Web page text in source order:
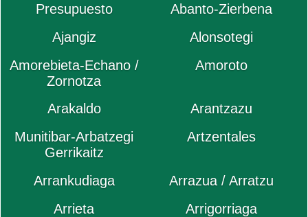
Presupuesto
Abanto-Zierbena
Ajangiz
Alonsotegi
Amorebieta-Echano /
Zornotza
Amoroto
Arakaldo
Arantzazu
Munitibar-Arbatzegi
Gerrikaitz
Artzentales
Arrankudiaga
Arrazua / Arratzu
Arrieta
Arrigorriaga